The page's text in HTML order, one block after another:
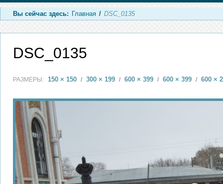
Вы сейчас здесь: Главная / DSC_0135
DSC_0135
РАЗМЕРЫ: 150 × 150 / 300 × 199 / 600 × 399 / 600 × 399 / 600 ×